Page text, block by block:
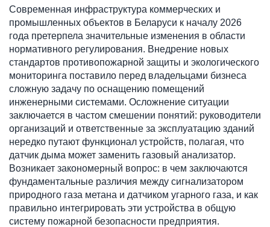
Современная инфраструктура коммерческих и
промышленных объектов в Беларуси к началу 2026
года претерпела значительные изменения в области
нормативного регулирования. Внедрение новых
стандартов противопожарной защиты и экологического
мониторинга поставило перед владельцами бизнеса
сложную задачу по оснащению помещений
инженерными системами. Осложнение ситуации
заключается в частом смешении понятий: руководители
организаций и ответственные за эксплуатацию зданий
нередко путают функционал устройств, полагая, что
датчик дыма может заменить газовый анализатор.
Возникает закономерный вопрос: в чем заключаются
фундаментальные различия между сигнализатором
природного газа метана и датчиком угарного газа, и как
правильно интегрировать эти устройства в общую
систему пожарной безопасности предприятия.